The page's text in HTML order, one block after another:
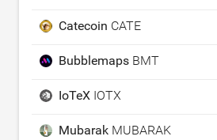
Catecoin CATE
Bubblemaps BMT
IoTeX IOTX
Mubarak MUBARAK